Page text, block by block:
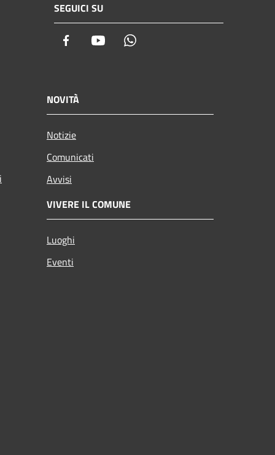
SEGUICI SU
Facebook Youtube
NOVITÀ
Notizie
Comunicati
Avvisi
VIVERE IL COMUNE
Luoghi
Eventi